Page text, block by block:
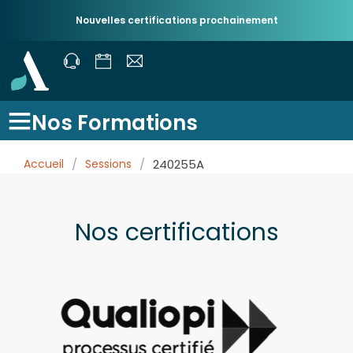
Nouvelles certifications prochainement
Nos Formations
Accueil / Sessions / 240255A
Nos certifications